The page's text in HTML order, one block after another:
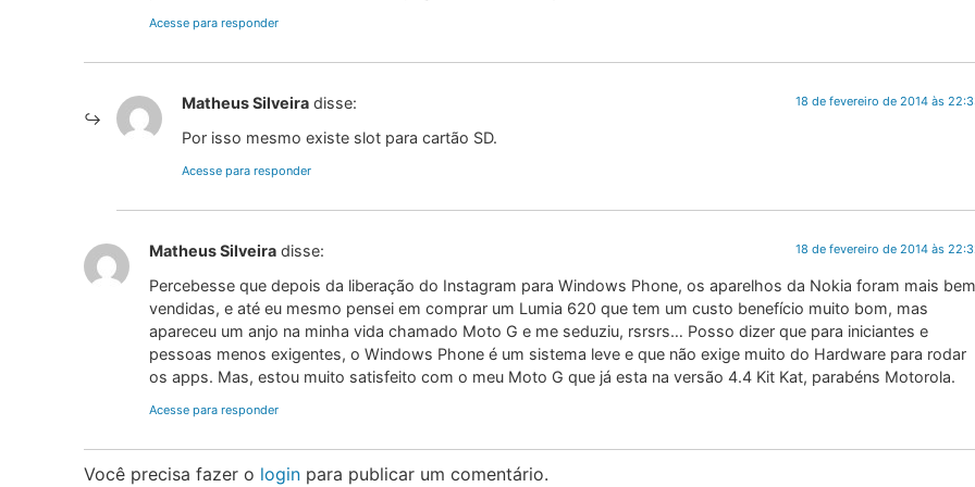
Acesse para responder
Matheus Silveira disse: 18 de fevereiro de 2014 às
Por isso mesmo existe slot para cartão SD.
Acesse para responder
Matheus Silveira disse: 18 de fevereiro de 2014 às
Percebesse que depois da liberação do Instagram para Windows Phone, os aparelhos da Nokia foram mais bem
vendidas, e até eu mesmo pensei em comprar um Lumia 620 que tem um custo benefício muito bom, mas
apareceu um anjo na minha vida chamado Moto G e me seduziu, rsrsrs… Posso dizer que para iniciantes e
pessoas menos exigentes, o Windows Phone é um sistema leve e que não exige muito do Hardware para rodar
os apps. Mas, estou muito satisfeito com o meu Moto G que já esta na versão 4.4 Kit Kat, parabéns Motorola.
Acesse para responder
Você precisa fazer o loginpara publicar um comentário.